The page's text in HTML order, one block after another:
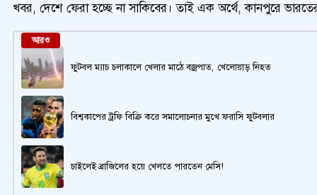
খবর, দেশে ফেরা হচ্ছে না সাকিবের। তাই এক অর্থে, কানপুরে
আরও
ফুটবল ম্যাচ চলাকালে খেলার মাঠে বজ্রপাত, খেলোয়াড় নিহত
বিশ্বকাপের ট্রফি বিক্রি করে সমালোচনার মুখে ফরাসি ফুটবলার
চাইলেই ব্রাজিলের হয়ে খেলতে পারতেন মেসি!